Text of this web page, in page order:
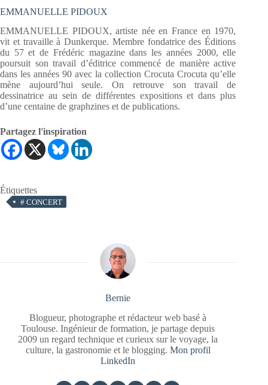
EMMANUELLE PIDOUX
EMMANUELLE PIDOUX, artiste née en France en 1970,
vit et travaille à Dunkerque. Membre fondatrice des Éditions
du 57 et de Frédéric magazine dans les années 2000, elle
poursuit son travail d’éditrice commencé de manière active
dans les années 90 avec la collection Crocuta Crocuta qu’elle
mène aujourd’hui seule. On retrouve son travail de
dessinatrice au sein de différentes expositions et dans plus
d’une centaine de graphzines et de publications.
Partagez l'inspiration
Étiquettes
# CONCERT
Bernie
Blogueur, photographe et rédacteur web basé à
Toulouse. Ingénieur de formation, je partage depuis
2009 un regard technique et curieux sur le voyage, la
culture, la gastronomie et le blogging. Mon profil
LinkedIn